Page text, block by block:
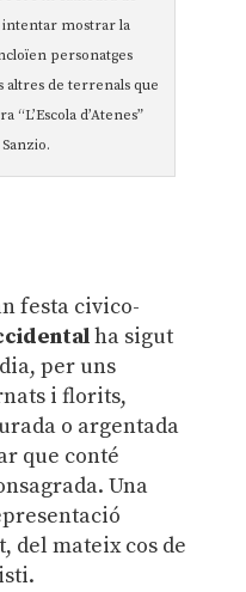
intentar mostrar la
personatges
altres de terrenals que
“L’Escola d’Atenes”
festa civico-
ha sigut
per uns
i florits,
o argentada
que conté
Una
del mateix cos de